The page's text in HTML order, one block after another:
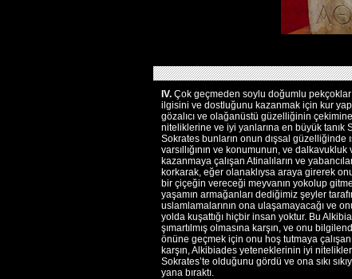
IV. Çok geçmeden soylu doğumlu
ilgisini ve dostluğunu kazanmak için kur
gözalıcı ve olağanüstü güzelliğinin
niteliklerine ve iyi yanlarına en büyük tanık
Sokrates bunların onun dışsal güzelliğinde
varsıllığının ve konumunun, ve
kazanmaya çalışan Atinalıların ve
korkarak, eğer olanaklıysa araya girerek
bir çiçeğin vereceği meyvanın yokolup
yaşamın armağanları dediğimiz şeyler
uslamlamalarının ona ulaşamayacağı ve
yolda kuşattığı hiçbir insan yoktur. Bu
şımartılmış olmasına karşın, ve onu
önüne geçmek için onu hoş tutmaya
karşın, Alkibiades yeteneklerinin iyi
Sokrates’te olduğunu gördü ve ona sıkı
yana bıraktı.